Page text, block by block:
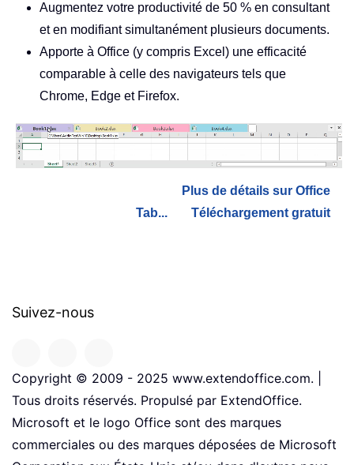
Augmentez votre productivité de 50 % en consultant
et en modifiant simultanément plusieurs documents.
Apporte à Office (y compris Excel) une efficacité
comparable à celle des navigateurs tels que
Chrome, Edge et Firefox.
Plus de détails sur Office
Tab...
Téléchargement gratuit
Suivez-nous
Copyright © 2009 - 2025 www.extendoffice.com. |
Tous droits réservés. Propulsé par ExtendOffice.
Microsoft et le logo Office sont des marques
commerciales ou des marques déposées de Microsoft